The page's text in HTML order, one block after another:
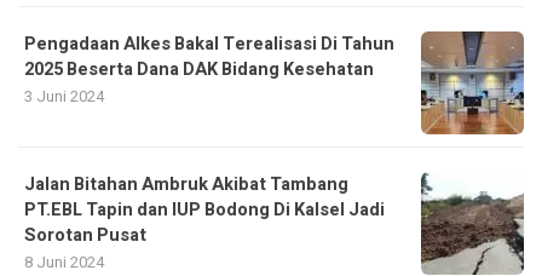
Pengadaan Alkes Bakal Terealisasi Di Tahun
2025 Beserta Dana DAK Bidang Kesehatan
3 Juni 2024
Jalan Bitahan Ambruk Akibat Tambang
PT.EBL Tapin dan IUP Bodong Di Kalsel Jadi
Sorotan Pusat
8 Juni 2024